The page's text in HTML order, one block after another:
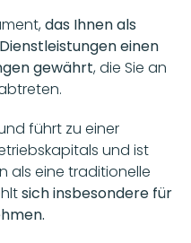
das Ihnen als
einen
gewährt, die Sie an
führt zu einer
und ist
als eine traditionelle
sich insbesondere für